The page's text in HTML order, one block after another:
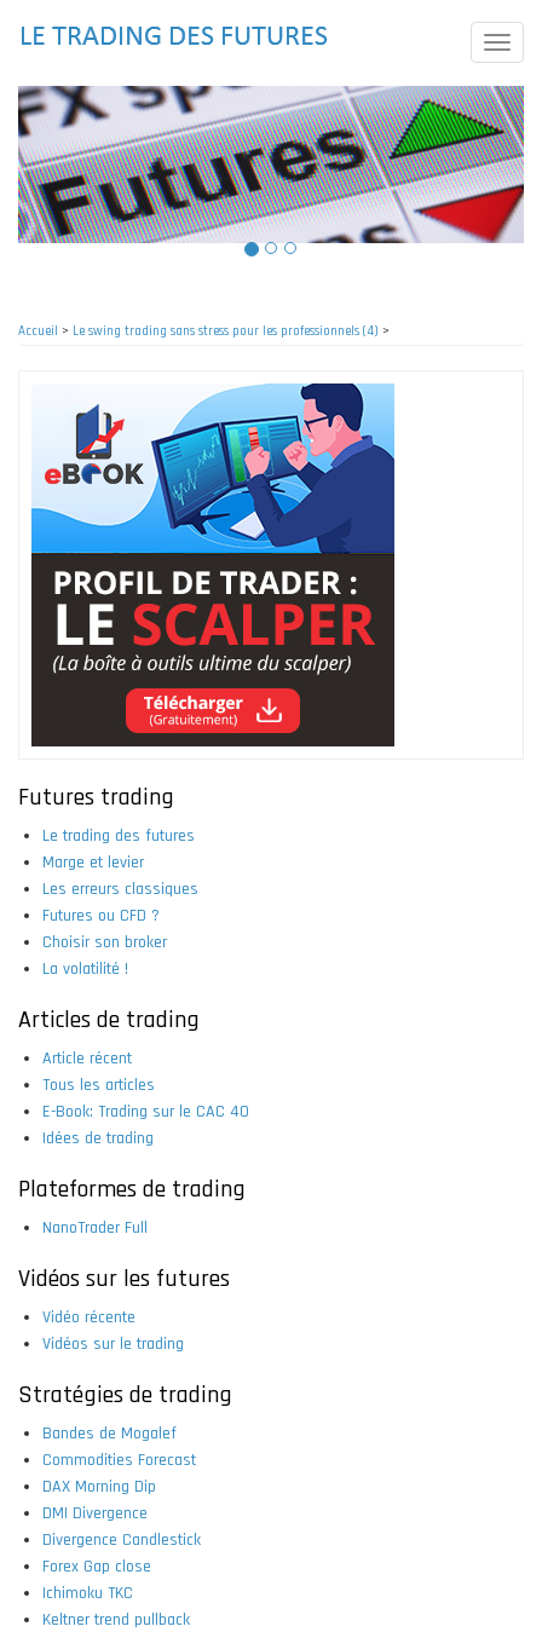
principal
Toggle
Accueil > Le swing trading sans stress pour les professionnels (4) >
Futures trading
Le trading des futures
Marge et levier
Les erreurs classiques
Futures ou CFD ?
Choisir son broker
La volatilité !
Articles de trading
Article récent
Tous les articles
E-Book: Trading sur le CAC 40
Idées de trading
Plateformes de trading
NanoTrader Full
Vidéos sur les futures
Vidéo récente
Vidéos sur le trading
Stratégies de trading
Bandes de Mogalef
Commodities Forecast
DAX Morning Dip
DMI Divergence
Divergence Candlestick
Forex Gap close
Ichimoku TKC
Keltner trend pullback